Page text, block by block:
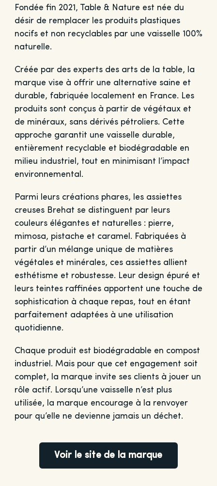
Fondée fin 2021, Table & Nature est née du
désir de remplacer les produits plastiques
nocifs et non recyclables par une vaisselle 100%
naturelle.
Créée par des experts des arts de la table, la
marque vise à offrir une alternative saine et
durable, fabriquée localement en France. Les
produits sont conçus à partir de végétaux et
de minéraux, sans dérivés pétroliers. Cette
approche garantit une vaisselle durable,
entièrement recyclable et biodégradable en
milieu industriel, tout en minimisant l’impact
environnemental.
Parmi leurs créations phares, les assiettes
creuses Brehat se distinguent par leurs
couleurs élégantes et naturelles : pierre,
mimosa, pistache et caramel. Fabriquées à
partir d’un mélange unique de matières
végétales et minérales, ces assiettes allient
esthétisme et robustesse. Leur design épuré et
leurs teintes raffinées apportent une touche de
sophistication à chaque repas, tout en étant
parfaitement adaptées à une utilisation
quotidienne.
Chaque produit est biodégradable en compost
industriel. Mais pour que cet engagement soit
complet, la marque invite ses clients à jouer un
rôle actif. Lorsqu’une vaisselle n’est plus
utilisée, la marque encourage à la renvoyer
pour qu’elle ne devienne jamais un déchet.
Voir le site de la marque